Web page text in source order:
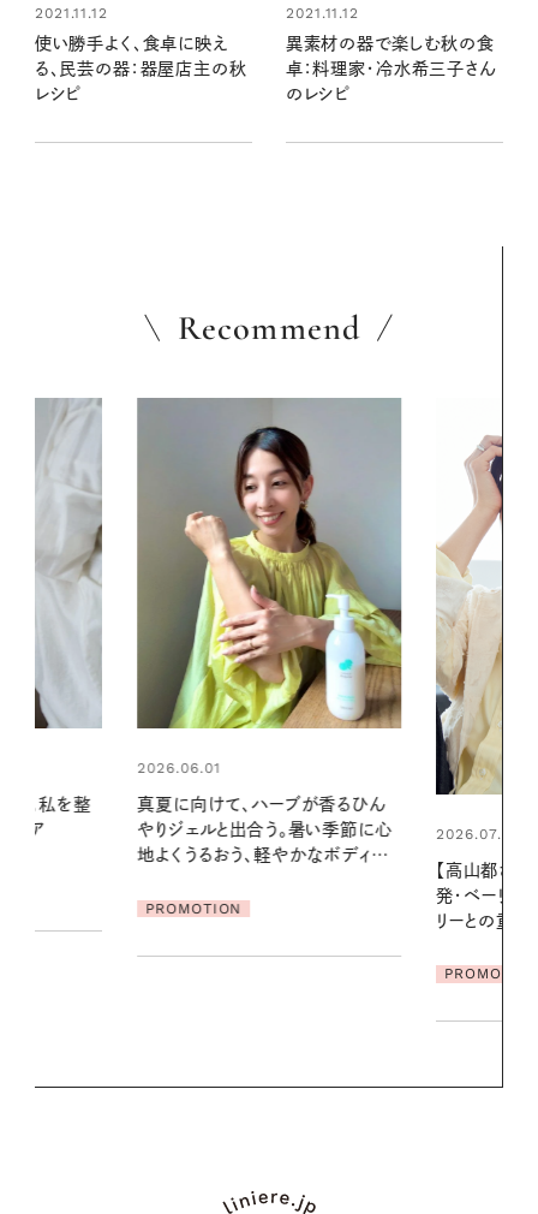
2021.11.12
使い勝手よく、食卓に映え
る、民芸の器：器屋店主の秋
レシピ
2021.11.12
異素材の器で楽しむ秋の食
卓：料理家・冷水希三子さん
のレシピ
Recommend
が香るひん
い季節に心
2026.07.21
リーとの重ねづけも素敵な大人の
2026.06.01
の一日。汗ば